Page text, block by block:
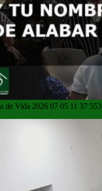
de Vida 2026 07 05 11 37 553